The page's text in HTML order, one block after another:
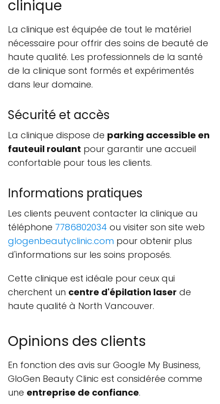
clinique
La clinique est équipée de tout le matériel
nécessaire pour offrir des soins de beauté de
haute qualité. Les professionnels de la santé
de la clinique sont formés et expérimentés
dans leur domaine.
Sécurité et accès
La clinique dispose de parking accessible en
fauteuil roulant pour garantir une accueil
confortable pour tous les clients.
Informations pratiques
Les clients peuvent contacter la clinique au
téléphone 7786802034 ou visiter son site web
glogenbeautyclinic.com pour obtenir plus
d'informations sur les soins proposés.
Cette clinique est idéale pour ceux qui
cherchent un centre d'épilation laser de
haute qualité à North Vancouver.
Opinions des clients
En fonction des avis sur Google My Business,
GloGen Beauty Clinic est considérée comme
une entreprise de confiance.